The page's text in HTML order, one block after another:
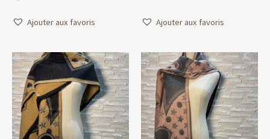
Ajouter aux favoris Ajouter aux favoris